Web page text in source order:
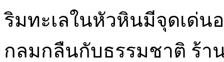
ริมทะเลในหัวหินมีจุดเด่
กลมกลืนกับธรรมชาติ ร้า